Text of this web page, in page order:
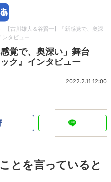
【古川雄大＆谷賢一】「新感覚で、奥深
ンタビュー
覚で、奥深い」舞台
ク』インタビュー
2022.2.11 12:00
とを言っていると